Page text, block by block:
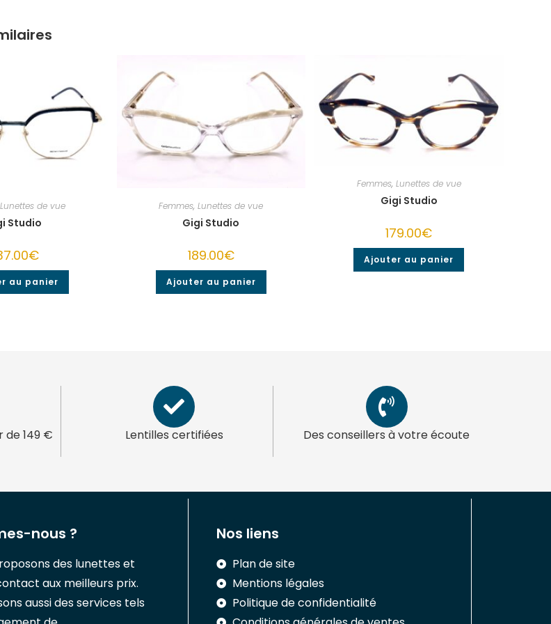
Lunettes de vue
Studio
€
au panier
Femmes,Lunettes de vue
Gigi Studio
189.00€
Ajouter au panier
Femmes, Lunettes de vue
Gigi Studio
179.00€
Ajouter au panier
de 149 € Lentilles certifiées Des conseillers à votre écoute
nous ?
des lunettes et
aux meilleurs prix.
aussi des services tels
Nos liens
Plan de site
Mentions légales
Politique de confidentialité